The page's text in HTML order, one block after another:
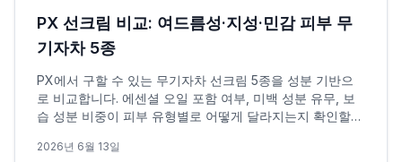
PX 선크림 비교: 여드름성·지성·민감 피부 무
기자차 5종
PX에서 구할 수 있는 무기자차 선크림 5종을 성분 기반으
로 비교합니다. 에센셜 오일 포함 여부, 미백 성분 유무, 보
습 성분 비중이 피부 유형별로 어떻게 달라지는지 확인할
2026년 6월 13일